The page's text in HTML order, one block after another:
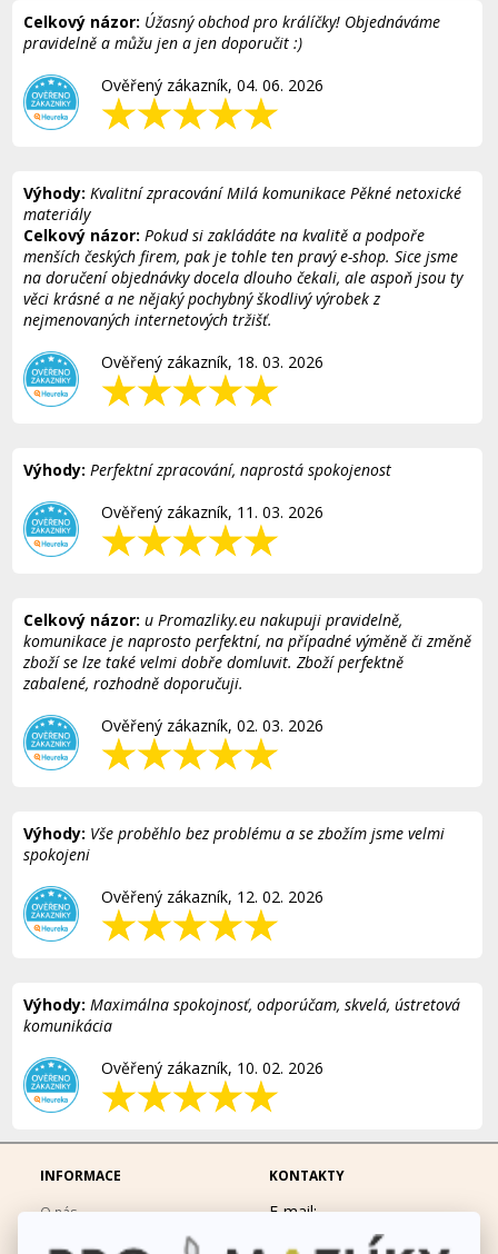
Celkový názor: Úžasný obchod pro králíčky! Objednáváme
pravidelně a můžu jen a jen doporučit :)
Ověřený zákazník, 04. 06. 2026
Výhody: Kvalitní zpracování Milá komunikace Pěkné netoxické
materiály
Celkový názor: Pokud si zakládáte na kvalitě a podpoře
menších českých firem, pak je tohle ten pravý e-shop. Sice jsme
na doručení objednávky docela dlouho čekali, ale aspoň jsou ty
věci krásné a ne nějaký pochybný škodlivý výrobek z
nejmenovaných internetových tržišť.
Ověřený zákazník, 18. 03. 2026
Výhody: Perfektní zpracování, naprostá spokojenost
Ověřený zákazník, 11. 03. 2026
Celkový názor: u Promazliky.eu nakupuji pravidelně,
komunikace je naprosto perfektní, na případné výměně či změně
zboží se lze také velmi dobře domluvit. Zboží perfektně
zabalené, rozhodně doporučuji.
Ověřený zákazník, 02. 03. 2026
Výhody: Vše proběhlo bez problému a se zbožím jsme velmi
spokojeni
Ověřený zákazník, 12. 02. 2026
Výhody: Maximálna spokojnosť, odporúčam, skvelá, ústretová
komunikácia
Ověřený zákazník, 10. 02. 2026
INFORMACE
O nás
Doprava a platba
KONTAKTY
E-mail:
eshop@promazliky.eu